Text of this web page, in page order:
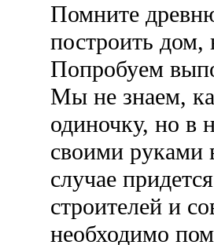
Помните
построить дом,
Попробуем
Мы не знаем,
одиночку, но в
своими руками
случае
строителей и
необходимо